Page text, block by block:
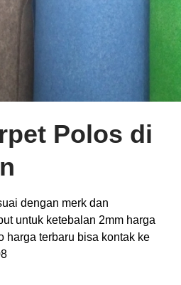
Polos di
dengan merk dan
untuk ketebalan 2mm harga
harga terbaru bisa kontak ke